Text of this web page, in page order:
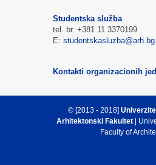
Studentska služba
tel. br. +381 11 3370199
E:
Kontakti organizacionih
© [2013 - 2018]
Arhitektonski Fakultet |
Faculty of